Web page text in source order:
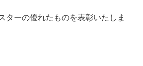
ターの優れたものを表彰いたしま